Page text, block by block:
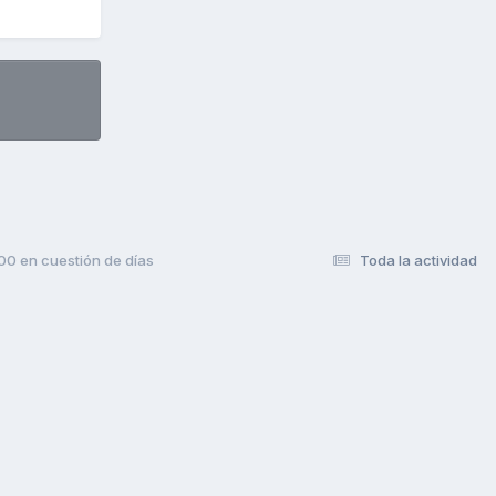
Toda la actividad
en cuestión de días